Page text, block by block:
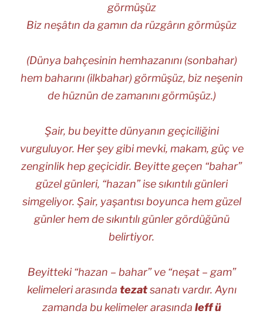
görmüşüz
Biz neşâtın da gamın da rüzgârın görmüşüz
(Dünya bahçesinin hemhazanını (sonbahar)
hem baharını (ilkbahar) görmüşüz, biz neşenin
de hüznün de zamanını görmüşüz.)
Şair, bu beyitte dünyanın geçiciliğini
vurguluyor. Her şey gibi mevki, makam, güç ve
zenginlik hep geçicidir. Beyitte geçen “bahar”
güzel günleri, “hazan” ise sıkıntılı günleri
simgeliyor. Şair, yaşantısı boyunca hem güzel
günler hem de sıkıntılı günler gördüğünü
belirtiyor.
Beyitteki “hazan – bahar” ve “neşat – gam”
kelimeleri arasında tezatsanatı vardır. Aynı
zamanda bu kelimeler arasında leff ü